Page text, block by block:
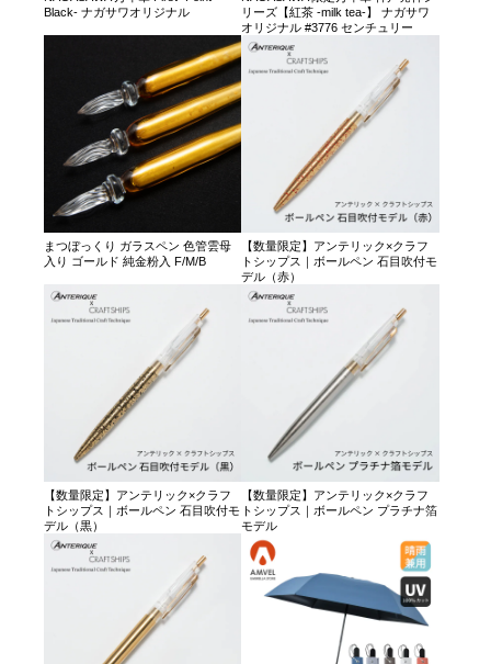
Black- ナガサワオリジナル
リーズ【紅茶 -milk tea-】 ナガサワ
オリジナル #3776 センチュリー
まつぼっくり ガラスペン 色管雲母
入り ゴールド 純金粉入 F/M/B
【数量限定】アンテリック×クラフ
トシップス｜ボールペン 石目吹付モ
デル（赤）
【数量限定】アンテリック×クラフ
トシップス｜ボールペン 石目吹付モ
デル（黒）
【数量限定】アンテリック×クラフ
トシップス｜ボールペン プラチナ箔
モデル